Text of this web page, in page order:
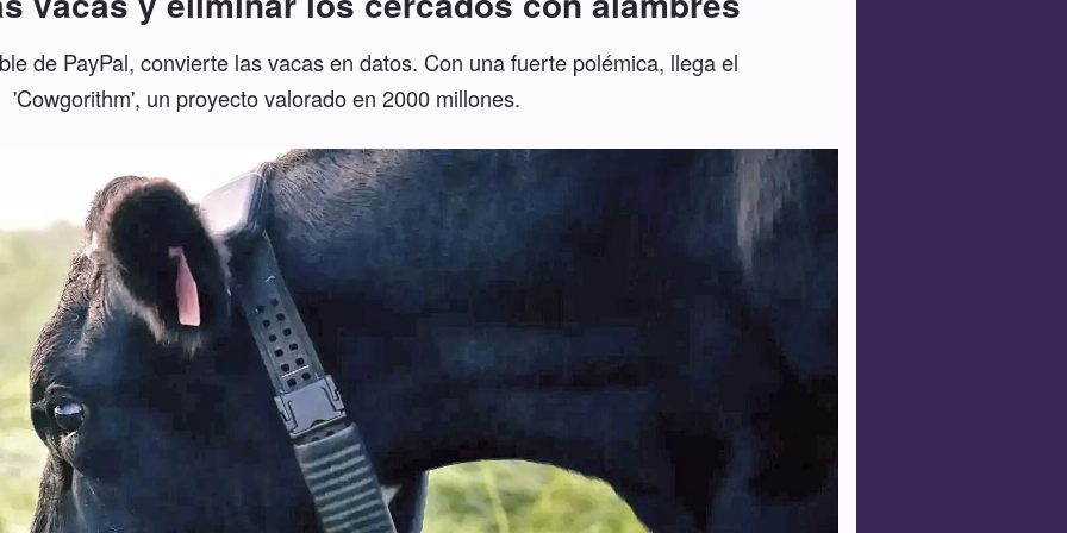
de PayPal, convierte las vacas en datos. Con una fuerte polémica, llega el
'Cowgorithm', un proyecto valorado en 2000 millones.